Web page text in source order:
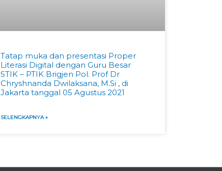
Tatap muka dan presentasi Proper
Literasi Digital dengan Guru Besar
STIK – PTIK Brigjen Pol. Prof Dr
Chryshnanda Dwilaksana, M.Si , di
Jakarta tanggal 05 Agustus 2021
SELENGKAPNYA »